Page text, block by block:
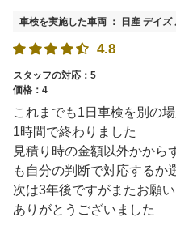
車検を実施した車両 ： 日産 デイズ
4.8
スタッフの対応：5
価格：4
これまでも1日車検を別の
1時間で終わりました
見積り時の金額以外かから
も自分の判断で対応するか
次は3年後ですがまたお願
ありがとうございました